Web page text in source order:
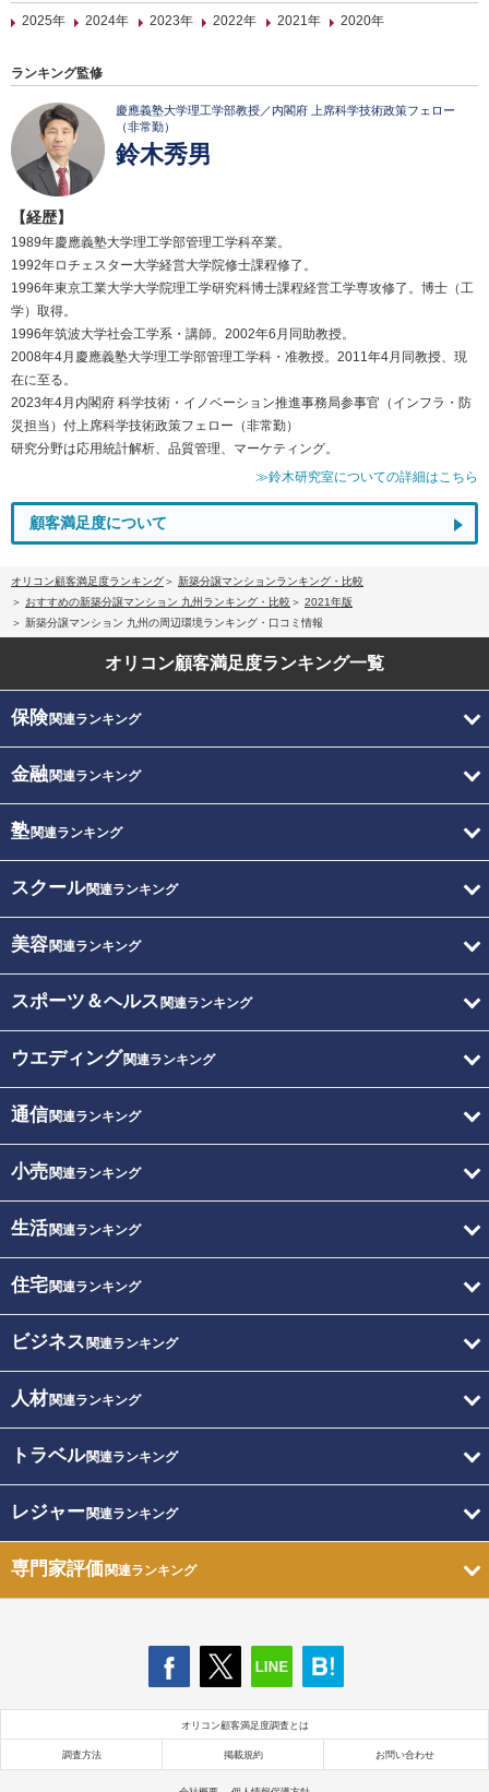
2025年
2024年 2023年 2022年 2021年 2020年
ランキング監修
慶應義塾大学理工学部教授／内閣府 上席科学技術政策フェロー
（非常勤）
鈴木秀男
【経歴】
1989年慶應義塾大学理工学部管理工学科卒業。
1992年ロチェスター大学経営大学院修士課程修了。
1996年東京工業大学大学院理工学研究科博士課程経営工学専攻修了。博士（工
学）取得。
1996年筑波大学社会工学系・講師。2002年6月同助教授。
2008年4月慶應義塾大学理工学部管理工学科・准教授。2011年4月同教授、現
在に至る。
2023年4月内閣府 科学技術・イノベーション推進事務局参事官（インフラ・防
災担当）付上席科学技術政策フェロー（非常勤）
研究分野は応用統計解析、品質管理、マーケティング。
≫鈴木研究室についての詳細はこちら
顧客満足度について
オリコン顧客満足度ランキング
新築分譲マンションランキング・比較
おすすめの新築分譲マンション 九州ランキング・比較
2021年版
新築分譲マンション 九州の周辺環境ランキング・口コミ情報
オリコン顧客満足度ランキング一覧
保険関連ランキング
金融関連ランキング
塾関連ランキング
スクール関連ランキング
美容関連ランキング
スポーツ＆ヘルス 関連ランキング
ウエディング関連ランキング
通信関連ランキング
小売関連ランキング
生活関連ランキング
住宅関連ランキング
ビジネス 関連ランキング
人材関連ランキング
トラベル関連ランキング
レジャー関連ランキング
専門家評価関連ランキング
オリコン顧客満足度調査とは
調査方法 掲載規約 お問い合わせ